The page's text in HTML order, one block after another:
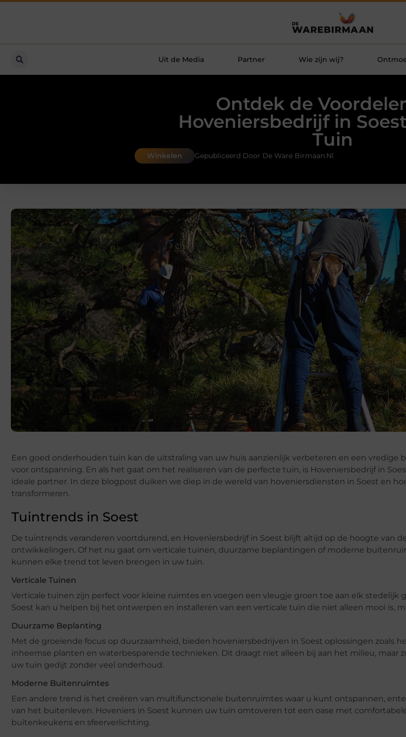
Uit de Media Partner Wie zijn wij?
Ontdek de
Hoveniersbedrijf in
Tuin
Winkelen Gepubliceerd Door De Ware Birmaan.nl
Een goed onderhouden tuin kan de uitstraling van uw huis aanzienlijk verbeteren en een vredige
voor ontspanning. En als het gaat om het realiseren van de perfecte tuin, is Hoveniersbedrijf in
ideale partner. In deze blogpost duiken we diep in de wereld van hoveniersdiensten in Soest en
transformeren.
Tuintrends in Soest
De tuintrends veranderen voortdurend, en Hoveniersbedrijf in Soest blijft altijd op de hoogte van
ontwikkelingen. Of het nu gaat om verticale tuinen, duurzame beplantingen of moderne
kunnen elke trend tot leven brengen in uw tuin.
Verticale Tuinen
Verticale tuinen zijn perfect voor kleine ruimtes en voegen een vleugje groen toe aan elk stedelijk
Soest kan u helpen bij het ontwerpen en installeren van een verticale tuin die niet alleen mooi is,
Duurzame Beplanting
Met de groeiende focus op duurzaamheid, bieden hoveniersbedrijven in Soest oplossingen zoals
inheemse planten en waterbesparende technieken. Dit draagt niet alleen bij aan het milieu, maar
uw tuin gedijt zonder veel onderhoud.
Moderne Buitenruimtes
Een andere trend is het creëren van multifunctionele buitenruimtes waar u kunt ontspannen,
van het buitenleven. Hoveniers in Soest kunnen uw tuin omtoveren tot een oase met
buitenkeukens en sfeerverlichting.